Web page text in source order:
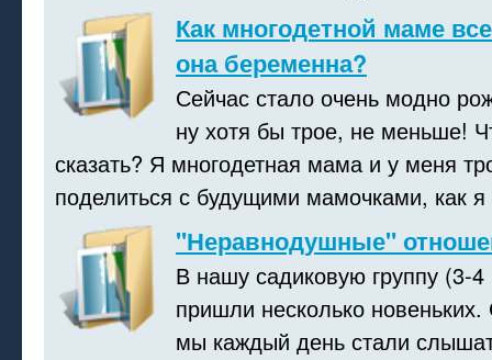
Как многодетной маме
она беременна?
Сейчас стало очень модно
ну хотя бы трое, не меньше!
сказать? Я многодетная мама и у меня
поделиться с будущими мамочками, как
"Неравнодушные"
В нашу садиковую группу (3-4
пришли несколько
мы каждый день стали